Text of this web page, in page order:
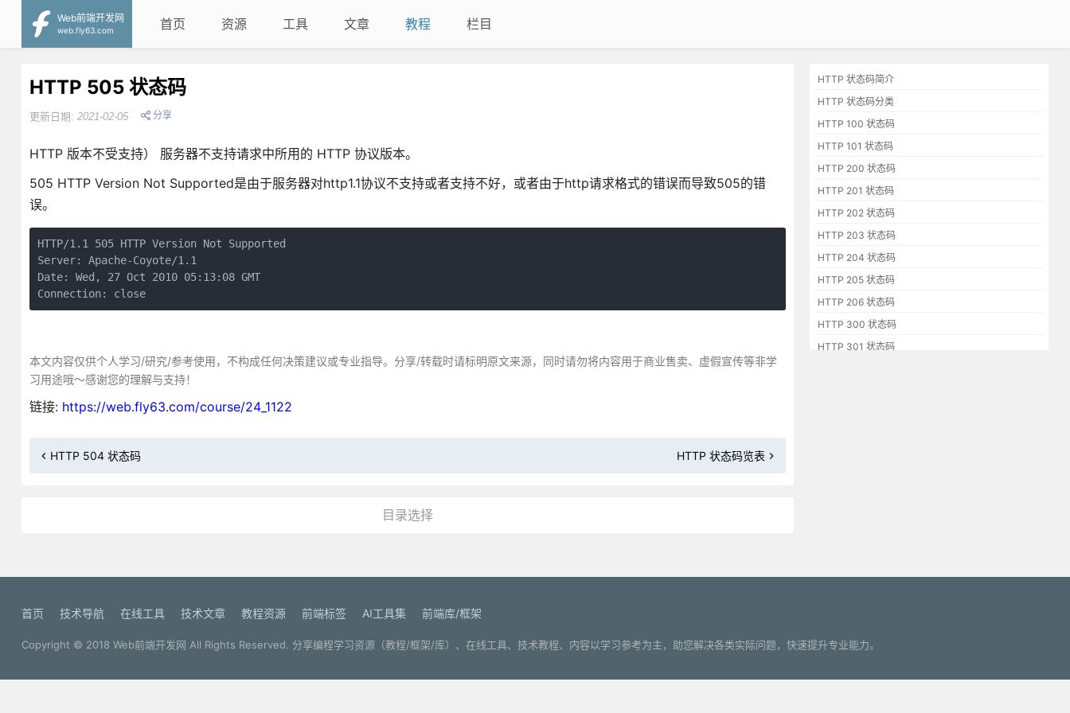
Web前端开发网
web.fly63.com
首页 资源 工具 文章 教程 栏目
HTTP 状态码简介
HTTP 状态码分类
HTTP 100 状态码
HTTP 101 状态码
HTTP 200 状态码
HTTP 201 状态码
HTTP 202 状态码
HTTP 203 状态码
HTTP 204 状态码
HTTP 205 状态码
HTTP 206 状态码
HTTP 300 状态码
HTTP 301 状态码
HTTP 410 状态码
HTTP 505 状态码
更新日期: 2021-02-05 分享
HTTP 版本不受支持） 服务器不支持请求中所用的 HTTP 协议版本。
505 HTTP Version Not Supported是由于服务器对http1.1协议不支持或者支持不好，或者由于http请求格式的错误而导致505的错
误。
HTTP/1.1 505 HTTP Version Not Supported
Server: Apache-Coyote/1.1
Date: Wed, 27 Oct 2010 05:13:08 GMT
Connection: close
本文内容仅供个人学习/研究/参考使用，不构成任何决策建议或专业指导。分享/转载时请标明原文来源，同时请勿将内容用于商业售卖、虚假宣传等非学
习用途哦～感谢您的理解与支持！
链接: https://web.fly63.com/course/24_1122
HTTP 504 状态码 HTTP 状态码览表
目录选择
首页 技术导航 在线工具 技术文章 教程资源 前端标签 AI工具集 前端库/框架
Copyright © 2018 Web前端开发网 All Rights Reserved. 分享编程学习资源（教程/框架/库）、在线工具、技术教程、内容以学习参考为主，助您解决各类实际问题，快速提升专业能力。